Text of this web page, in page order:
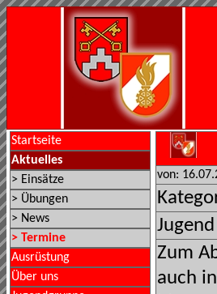
Startseite
Aktuelles
> Einsätze
> Übungen
> News
> Termine
Ausrüstung
Über uns
von:
Jugend
Zum
auch